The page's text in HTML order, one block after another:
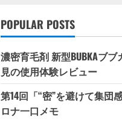
POPULAR POSTS
濃密育毛剤 新型BUBKAブ
見の使用体験レビュー
第14回「“密”を避けて集団
ロナ一口メモ